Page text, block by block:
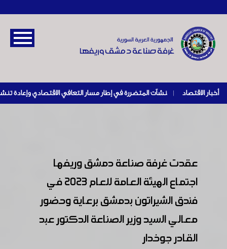
أخبار الاقتصاد |
عقدت غرفة صناعة دمشق وريفها
اجتماع الهيئة العامة للعام ٢٠٢٣ في
فندق الشيراتون بدمشق برعاية وحضور
معالي السيد وزير الصناعة الدكتور عبد
القادر جوخدار